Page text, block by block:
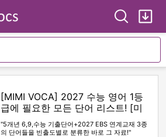
Search
[MIMI VOCA] 2027 수능 영어 1등
급에 필요한 모든 단어 리스트! [미
미보카]
"5개년 6,9,수능 기출단어+2027 EBS 연계교재 3종
의 단어들을 빈출도별로 분류한 바로 그 자료!"